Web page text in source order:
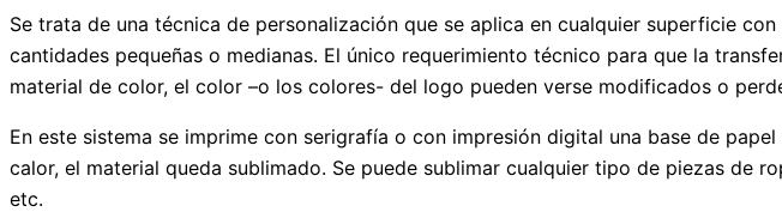
Se trata de una técnica de personalización que se aplica en cualquier superficie
cantidades pequeñas o medianas. El único requerimiento técnico para que la
material de color, el color –o los colores- del logo pueden verse modificados o
En este sistema se imprime con serigrafía o con impresión digital una base de
calor, el material queda sublimado. Se puede sublimar cualquier tipo de piezas de
etc.